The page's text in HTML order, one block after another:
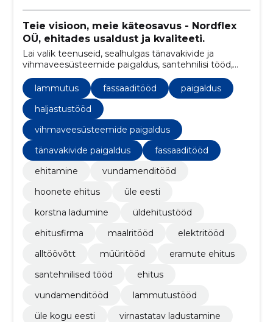
Teie visioon, meie käteosavus - Nordflex
OÜ, ehitades usaldust ja kvaliteeti.
Lai valik teenuseid, sealhulgas tänavakivide ja
vihmaveesüsteemide paigaldus, santehnilisi tööd,
haljastustööd.
lammutus fassaaditööd
paigaldus
haljastustööd
vihmaveesüsteemide paigaldus
tänavakivide paigaldus
fassaaditööd
ehitamine
vundamenditööd
hoonete ehitus
üle eesti
korstna ladumine
üldehitustööd
ehitusfirma
maalritööd
elektritööd
alltöövõtt
müüritööd
eramute ehitus
santehnilised tööd
ehitus
vundamenditööd
lammutustööd
üle kogu eesti
virnastatav ladustamine